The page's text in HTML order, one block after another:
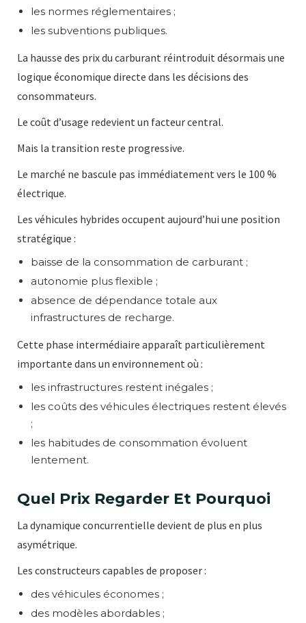
les normes réglementaires ;
les subventions publiques.
La hausse des prix du carburant réintroduit désormais une
logique économique directe dans les décisions des
consommateurs.
Le coût d’usage redevient un facteur central.
Mais la transition reste progressive.
Le marché ne bascule pas immédiatement vers le 100 %
électrique.
Les véhicules hybrides occupent aujourd’hui une position
stratégique :
baisse de la consommation de carburant ;
autonomie plus flexible ;
absence de dépendance totale aux
infrastructures de recharge.
Cette phase intermédiaire apparaît particulièrement
importante dans un environnement où :
les infrastructures restent inégales ;
les coûts des véhicules électriques restent élevés
;
les habitudes de consommation évoluent
lentement.
Quel Prix Regarder Et Pourquoi
La dynamique concurrentielle devient de plus en plus
asymétrique.
Les constructeurs capables de proposer :
des véhicules économes ;
des modèles abordables ;